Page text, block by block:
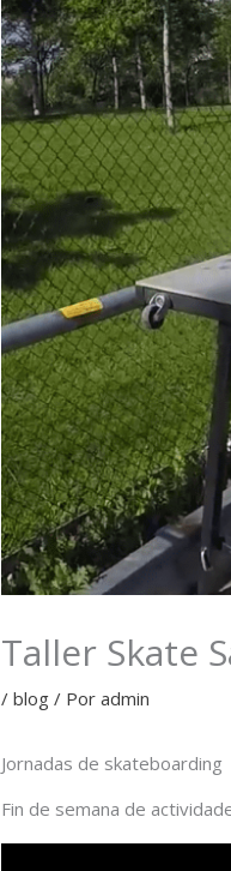
Taller Skate
/blog / Poradmin
Jornadas de skateboarding
Fin de semana de